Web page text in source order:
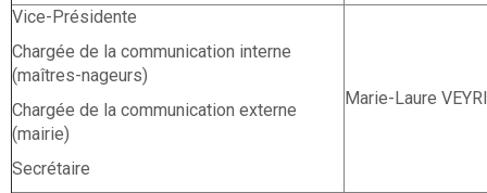
Vice-Présidente
Chargée de la communication interne
(maîtres-nageurs)
Chargée de la communication externe
(mairie)
Secrétaire
Marie-Laure